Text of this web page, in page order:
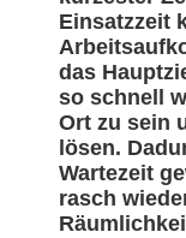
Einsatzzeit
das
so schnell
Ort zu sein
lösen.
Wartezeit
rasch